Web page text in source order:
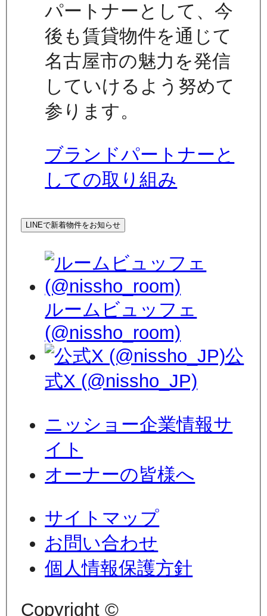
パートナーとして、今
後も賃貸物件を通じて
名古屋市の魅力を発信
していけるよう努めて
参ります。
ブランドパートナーと
しての取り組み
LINEで新着物件をお知らせ
ルームビュッフェ
(@nissho_room)
公
式X (@nissho_JP)
ニッショー企業情報サ
イト
オーナーの皆様へ
サイトマップ
お問い合わせ
個人情報保護方針
Copyright ©